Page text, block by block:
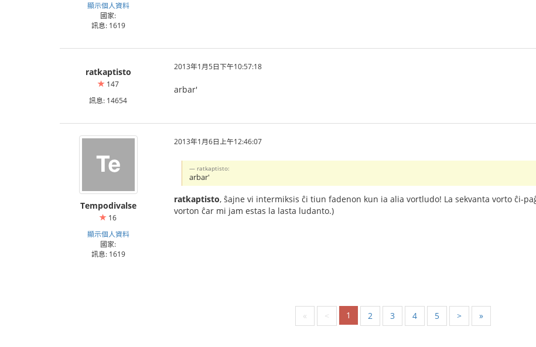
顯示個人資料
國家:
訊息: 1619
ratkaptisto
147
訊息: 14654
2013年1月5日下午10:57:18
arbar'
Tempodivalse
16
顯示個人資料
國家:
訊息: 1619
2013年1月6日上午12:46:07
ratkaptisto:
arbar'
ratkaptisto, ŝajne vi intermiksis ĉi tiun fadenon kun ia alia vortludo! La sekvanta vorto ĉi-
vorton ĉar mi jam estas la lasta ludanto.)
« < 1 2 3 4 5 > »